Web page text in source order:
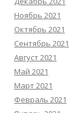
Ноябрь 2021
Октябрь 2021
Сентябрь 2021
Август 2021
Май 2021
Март 2021
Февраль 2021